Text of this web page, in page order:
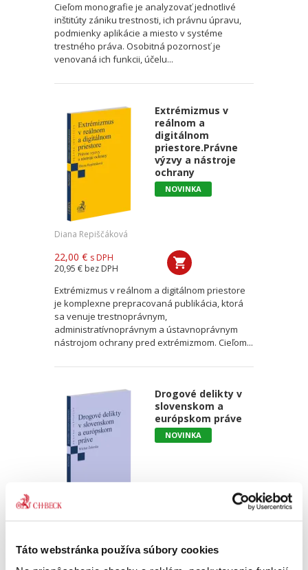
Táto webstránka používa súbory cookies
Cieľom monografie je analyzovať jednotlivé
inštitúty zániku trestnosti, ich právnu úpravu,
podmienky aplikácie a miesto v systéme
trestného práva. Osobitná pozornosť je
venovaná ich funkcii, účelu...
Extrémizmus v
reálnom a
digitálnom
priestore.Právne
výzvy a nástroje
ochrany
NOVINKA
Diana Repiščáková
22,00 € s DPH
20,95 € bez DPH
Extrémizmus v reálnom a digitálnom priestore
je komplexne prepracovaná publikácia, ktorá
sa venuje trestnoprávnym,
administratívnoprávnym a ústavnoprávnym
nástrojom ochrany pred extrémizmom. Cieľom...
Drogové delikty v
slovenskom a
európskom práve
NOVINKA
17,14 €bez DPH